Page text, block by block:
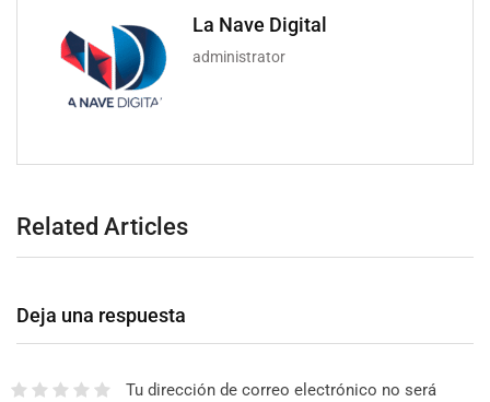
La Nave Digital
administrator
Related Articles
Deja una respuesta
Tu dirección de correo electrónico no será